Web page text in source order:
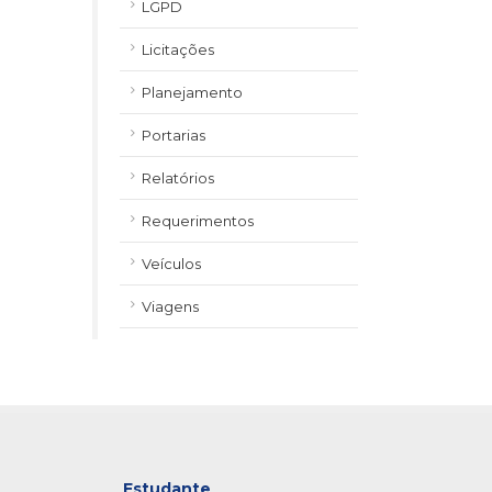
LGPD
Licitações
Planejamento
Portarias
Relatórios
Requerimentos
Veículos
Viagens